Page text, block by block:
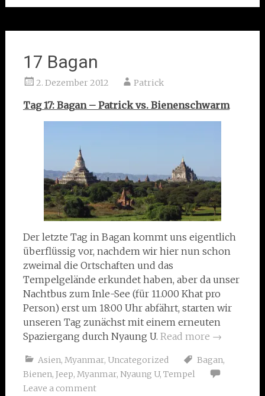
17 Bagan
2. Dezember 2012 Patrick
Tag 17: Bagan – Patrick vs. Bienenschwarm
Der letzte Tag in Bagan kommt uns eigentlich
überflüssig vor, nachdem wir hier nun schon
zweimal die Ortschaften und das
Tempelgelände erkundet haben, aber da unser
Nachtbus zum Inle-See (für 11.000 Khat pro
Person) erst um 18:00 Uhr abfährt, starten wir
unseren Tag zunächst mit einem erneuten
Spaziergang durch Nyaung U. Read more →
Asien, Myanmar, Uncategorized Bagan,
Bienen, Jeep, Myanmar, Nyaung U, Tempel
Leave a comment